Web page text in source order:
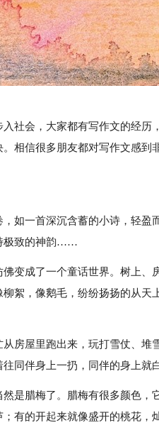
社会，大家都有写作文的经历
相信很多朋友都对写作文感
如一首深沉含蓄的小诗，轻盈
极致的神韵……
佛变成了一个童话世界。树上
絮，像鹅毛，纷纷扬扬的从天
从房屋里跑出来，玩打雪仗、
同伴身上一扔，同伴的身上就
是腊梅了。腊梅有很多颜色，
有的开起来就像盛开的桃花，